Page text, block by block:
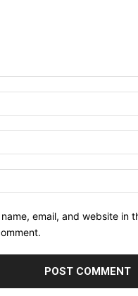
email, and website in